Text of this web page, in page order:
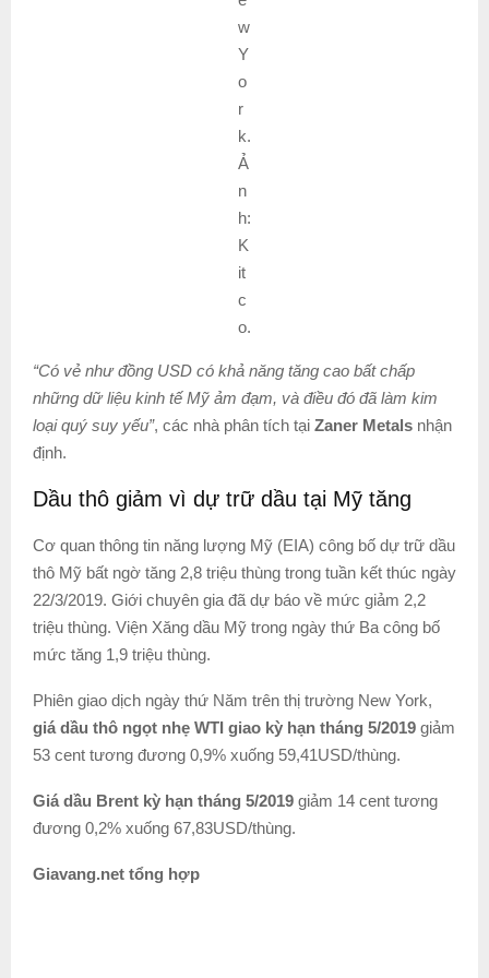
w
Y
o
r
k.
Ả
n
h:
K
it
c
o.
“Có vẻ như đồng USD có khả năng tăng cao bất chấp
những dữ liệu kinh tế Mỹ ảm đạm, và điều đó đã làm kim
loại quý suy yếu”, các nhà phân tích tại Zaner Metals nhận
định.
Dầu thô giảm vì dự trữ dầu tại Mỹ tăng
Cơ quan thông tin năng lượng Mỹ (EIA) công bố dự trữ dầu
thô Mỹ bất ngờ tăng 2,8 triệu thùng trong tuần kết thúc ngày
22/3/2019. Giới chuyên gia đã dự báo về mức giảm 2,2
triệu thùng. Viện Xăng dầu Mỹ trong ngày thứ Ba công bố
mức tăng 1,9 triệu thùng.
Phiên giao dịch ngày thứ Năm trên thị trường New York,
giá dầu thô ngọt nhẹ WTI giao kỳ hạn tháng 5/2019 giảm
53 cent tương đương 0,9% xuống 59,41USD/thùng.
Giá dầu Brent kỳ hạn tháng 5/2019 giảm 14 cent tương
đương 0,2% xuống 67,83USD/thùng.
Giavang.net tổng hợp